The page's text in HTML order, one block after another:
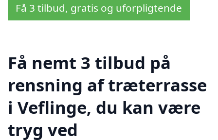
Få 3 tilbud, gratis og uforpligtende
Få nemt 3 tilbud på
rensning af træterrasse
i Veflinge, du kan være
tryg ved